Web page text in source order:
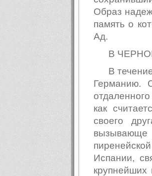
Образ
память о
Ад.
В
В
Германию.
как
своего
Испании,
крупнейших